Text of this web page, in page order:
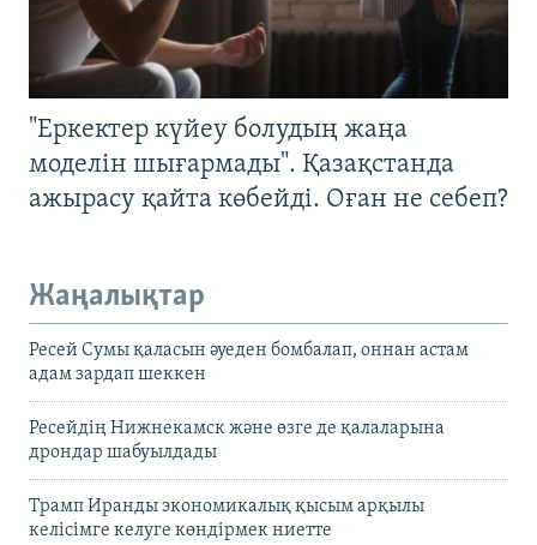
"Еркектер күйеу болудың жаңа
моделін шығармады". Қазақстанда
ажырасу қайта көбейді. Оған не себеп?
Жаңалықтар
Ресей Сумы қаласын әуеден бомбалап, оннан астам
адам зардап шеккен
Ресейдің Нижнекамск және өзге де қалаларына
дрондар шабуылдады
Трамп Иранды экономикалық қысым арқылы
келісімге келуге көндірмек ниетте